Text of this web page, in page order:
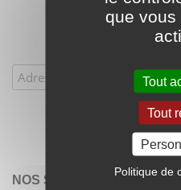
NOS SERVICES
que vous
Tout
Tout
Politique de